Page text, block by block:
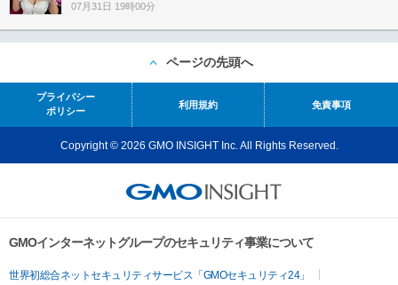
07月31日 19時00分
ページの先頭へ
プライバシー
ポリシー
利用規約 免責事項
Copyright © 2026 GMO INSIGHT Inc. All Rights Reserved.
GMOインターネットグループのセキュリティ事業について
世界初総合ネットセキュリティサービス「GMOセキュリティ24」